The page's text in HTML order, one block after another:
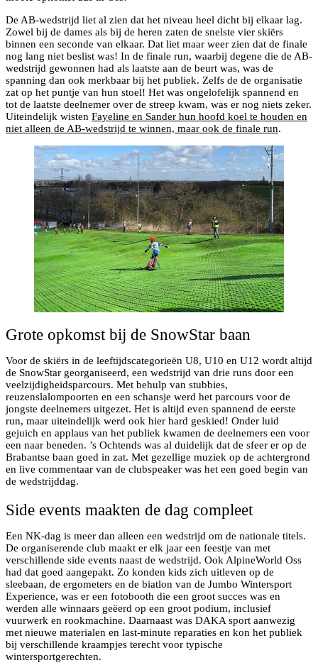
De AB-wedstrijd liet al zien dat het niveau heel dicht bij elkaar lag.
Zowel bij de dames als bij de heren zaten de snelste vier skiërs
binnen een seconde van elkaar. Dat liet maar weer zien dat de finale
nog lang niet beslist was! In de finale run, waarbij degene die de AB-
wedstrijd gewonnen had als laatste aan de beurt was, was de
spanning dan ook merkbaar bij het publiek. Zelfs de de organisatie
zat op het puntje van hun stoel! Het was ongelofelijk spannend en
tot de laatste deelnemer over de streep kwam, was er nog niets zeker.
Uiteindelijk wisten Fayeline en Sander hun hoofd koel te houden en
niet alleen de AB-wedstrijd te winnen, maar ook de finale run.
Grote opkomst bij de SnowStar baan
Voor de skiërs in de leeftijdscategorieën U8, U10 en U12 wordt altijd
de SnowStar georganiseerd, een wedstrijd van drie runs door een
veelzijdigheidsparcours. Met behulp van stubbies,
reuzenslalompoorten en een schansje werd het parcours voor de
jongste deelnemers uitgezet. Het is altijd even spannend de eerste
run, maar uiteindelijk werd ook hier hard geskied! Onder luid
gejuich en applaus van het publiek kwamen de deelnemers een voor
een naar beneden. ’s Ochtends was al duidelijk dat de sfeer er op de
Brabantse baan goed in zat. Met gezellige muziek op de achtergrond
en live commentaar van de clubspeaker was het een goed begin van
de wedstrijddag.
Side events maakten de dag compleet
Een NK-dag is meer dan alleen een wedstrijd om de nationale titels.
De organiserende club maakt er elk jaar een feestje van met
verschillende side events naast de wedstrijd. Ook AlpineWorld Oss
had dat goed aangepakt. Zo konden kids zich uitleven op de
sleebaan, de ergometers en de biatlon van de Jumbo Wintersport
Experience, was er een fotobooth die een groot succes was en
werden alle winnaars geëerd op een groot podium, inclusief
vuurwerk en rookmachine. Daarnaast was DAKA sport aanwezig
met nieuwe materialen en last-minute reparaties en kon het publiek
bij verschillende kraampjes terecht voor typische
wintersportgerechten.